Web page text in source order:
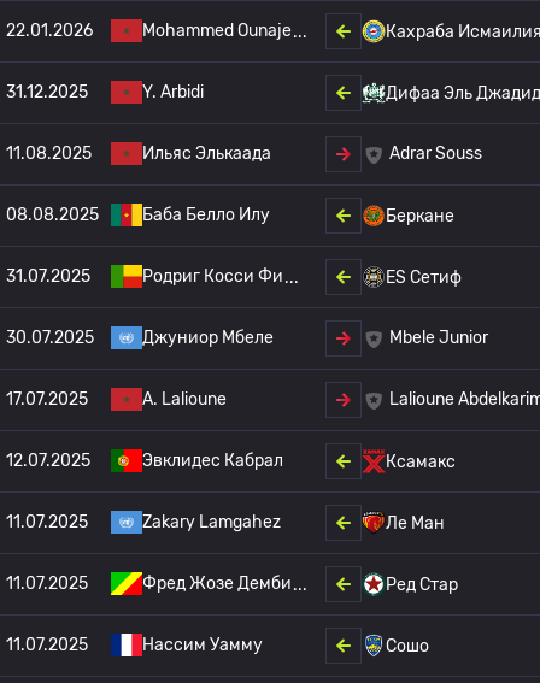
22.01.2026 Mohammed Ounaje Кахраба
31.12.2025 Y. Arbidi Дифаа Эль
11.08.2025 Ильяс Элькаада Adrar Souss
08.08.2025 Баба Белло Илу Беркане
31.07.2025 Родриг Косси Фи ES Сетиф
30.07.2025 Джуниор Мбеле Mbele Junior
17.07.2025 A. Lalioune Lalioune
12.07.2025 Эвклидес Кабрал Ксамакс
11.07.2025 Zakary Lamgahez Ле Ман
11.07.2025 Фред Жозе Демби Ред Стар
11.07.2025 Нассим Уамму Сошо